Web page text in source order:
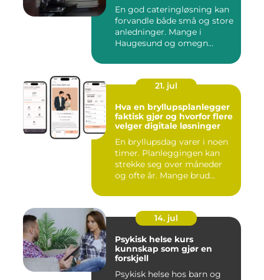
En god cateringløsning kan
forvandle både små og store
anledninger. Mange i
Haugesund og omegn
21. jul
Hva en bryllupsplanlegger
faktisk gjør og hvorfor flere
velger digitale løsninger
En bryllupsdag varer i noen
timer. Planleggingen kan
strekke seg over måneder
og ofte år. Mange brud...
14. jul
Psykisk helse kurs
kunnskap som gjør en
forskjell
Psykisk helse hos barn og